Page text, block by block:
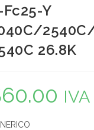
Fc25-Y
26.8K
60.00